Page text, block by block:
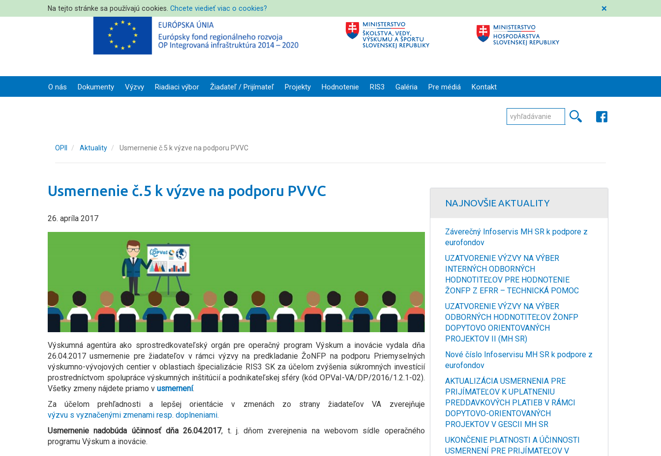
Na tejto stránke sa používajú cookies. Chcete viedieť viac o cookies? ❌
O nás Dokumenty Výzvy Riadiaci výbor Žiadateľ / Prijímateľ Projekty Hodnotenie RIS3 Galéria Pre médiá Kontakt
OPII Aktuality Usmernenie č.5 k výzve na podporu PVVC
Usmernenie č.5 k výzve na podporu PVVC
26. apríla 2017
Výskumná agentúra ako sprostredkovateľský orgán pre operačný program Výskum a inovácie vydala dňa
26.04.2017 usmernenie pre žiadateľov v rámci výzvy na predkladanie ŽoNFP na podporu Priemyselných
výskumno-vývojových centier v oblastiach špecializácie RIS3 SKza účelom zvýšenia súkromných investícií
prostredníctvom spolupráce výskumných inštitúcií a podnikateľskej sféry (kód OPVaI-VA/DP/2016/1.2.1-02).
Všetky zmeny nájdete priamo v usmernení.
Za účelom prehľadnosti a lepšej orientácie v zmenách zo strany žiadateľov VA zverejňuje
výzvu s vyznačenými zmenami resp. doplneniami.
Usmernenie nadobúda účinnosť dňa 26.04.2017, t. j. dňom zverejnenia na webovom sídle operačného
programu Výskum a inovácie.
NAJNOVŠIE AKTUALITY
Záverečný Infoservis MH SR k podpore z
eurofondov
UZATVORENIE VÝZVY NA VÝBER
INTERNÝCH ODBORNÝCH
HODNOTITEĽOV PRE HODNOTENIE
ŽONFP Z EFRR – TECHNICKÁ POMOC
UZATVORENIE VÝZVY NA VÝBER
ODBORNÝCH HODNOTITEĽOV ŽONFP
DOPYTOVO ORIENTOVANÝCH
PROJEKTOV II (MH SR)
Nové číslo Infoservisu MH SR k podpore z
eurofondov
AKTUALIZÁCIA USMERNENIA PRE
PRIJÍMATEĽOV K UPLATNENIU
PREDDAVKOVÝCH PLATIEB V RÁMCI
DOPYTOVO-ORIENTOVANÝCH
PROJEKTOV V GESCII MH SR
UKONČENIE PLATNOSTI A ÚČINNOSTI
USMERNENÍ PRE PRIJÍMATEĽOV V